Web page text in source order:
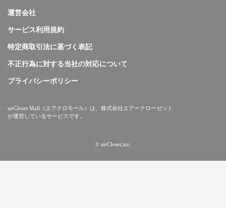
運営会社
サービス利用規約
特定商取引法に基づく表記
不正行為に対する当社の対応について
プライバシーポリシー
airCloset Mall（エアクロモール）は、株式会社エアークローゼット
が運営しているサービスです。
© airCloset,inc.